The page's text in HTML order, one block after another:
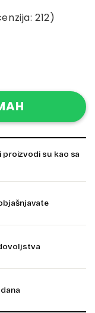
212)
su kao sa